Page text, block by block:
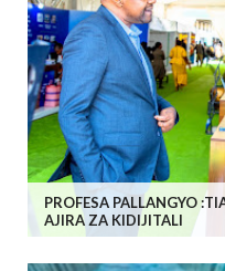
PROFESA PALLANGYO
AJIRA ZA KIDIJITALI